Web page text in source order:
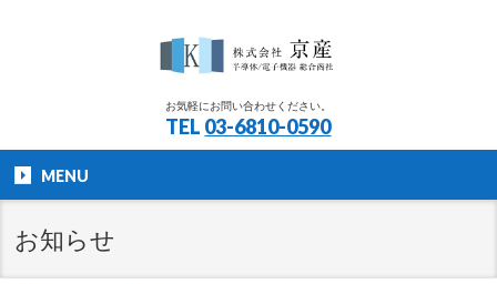
お気軽にお問い合わせください。
TEL 03-6810-0590
MENU
お知らせ